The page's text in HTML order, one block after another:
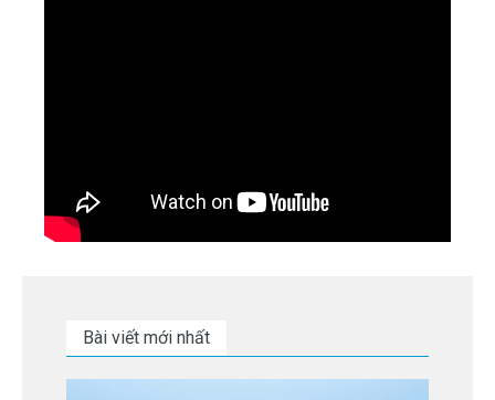
Bài viết mới nhất